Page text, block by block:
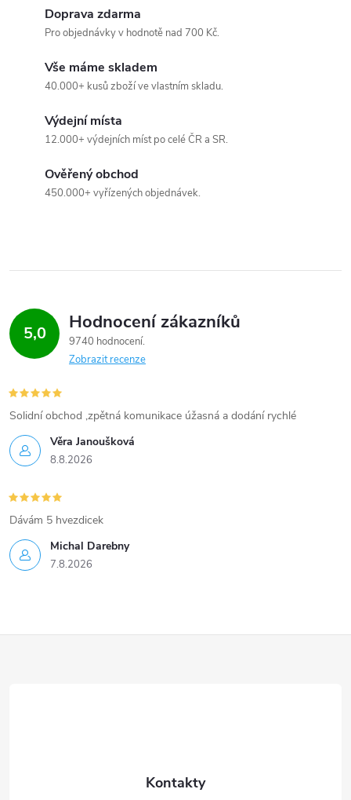
Doprava zdarma
Pro objednávky v hodnotě nad 700 Kč.
Vše máme skladem
40.000+ kusů zboží ve vlastním skladu.
Výdejní místa
12.000+ výdejních míst po celé ČR a SR.
Ověřený obchod
450.000+ vyřízených objednávek.
5,0 Hodnocení zákazníků
9740 hodnocení
Zobrazit recenze
Věra Janoušková
8.8.2026
Solidní obchod ,zpětná komunikace úžasná a dodání rychlé
Michal Darebny
7.8.2026
Dávám 5 hvezdicek